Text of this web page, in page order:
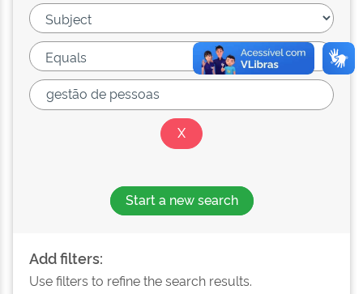
Start a new search
Add filters:
Use filters to refine the search results.